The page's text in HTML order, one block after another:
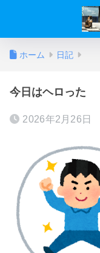
ホーム 日記
今日はヘロった
2026年2月26日